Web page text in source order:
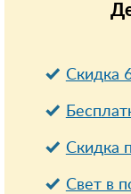
Скидка
Cкидка
Свет в